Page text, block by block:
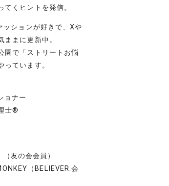
てくヒントを発信。
ションが好きで、Xや
ままに更新中。
園で「ストリートお悩
っています。
ョナー
士®
（友の会会員）
（BELIEVER.会